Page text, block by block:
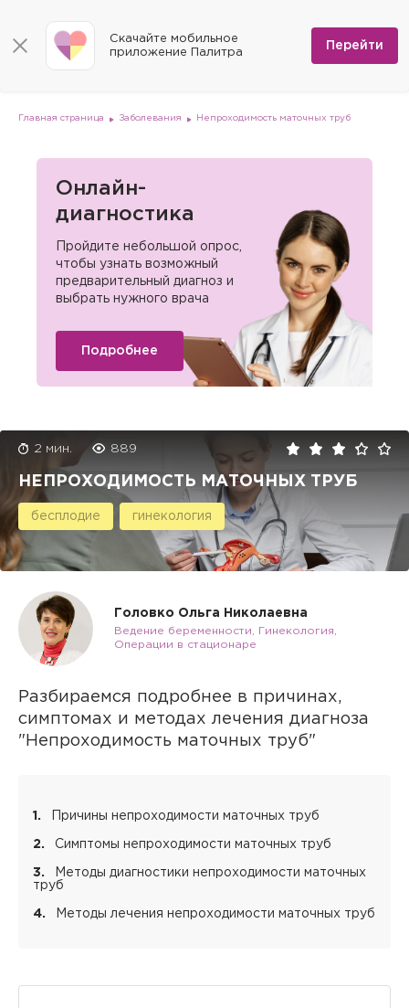
Вакансии
Документы
Сертификаты
Способы оплаты
Страховые организации
Заказать документы для налоговой
Скачать мобильное приложение
Анкета оценки качества услуг
Мы на карте
Главная страница Заболевания Непроходимость маточных труб
Онлайн-
диагностика
Пройдите небольшой опрос,
чтобы узнать возможный
предварительный диагноз и
выбрать нужного врача
Подробнее
2 мин. 889
НЕПРОХОДИМОСТЬ МАТОЧНЫХ ТРУБ
бесплодие гинекология
Головко Ольга Николаевна
Ведение беременности, Гинекология,
Операции в стационаре
Разбираемся подробнее в причинах,
симптомах и методах лечения диагноза
"Непроходимость маточных труб"
Причины непроходимости маточных труб
Симптомы непроходимости маточных труб
Методы диагностики непроходимости маточных
труб
Методы лечения непроходимости маточных труб
Скачайте мобильное
приложение Палитра
Перейти